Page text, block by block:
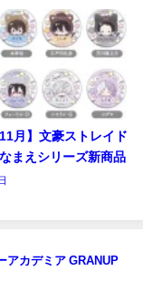
月】文豪ストレイド
まえシリーズ新商品
アカデミア GRANUP